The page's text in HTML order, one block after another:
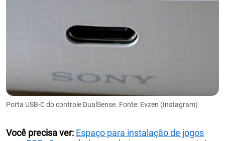
Porta USB-C do controle DualSense. Fonte: Evzen (Instagram)
Você precisa ver: Espaço para instalação de jogos